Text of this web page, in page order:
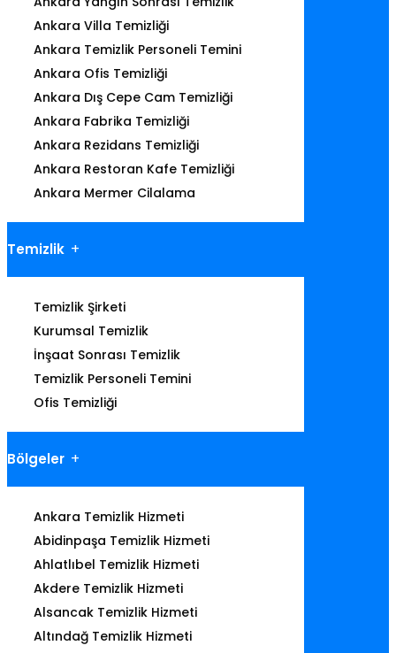
Ankara Villa Temizliği
Ankara Temizlik Personeli Temini
Ankara Ofis Temizliği
Ankara Dış Cepe Cam Temizliği
Ankara Fabrika Temizliği
Ankara Rezidans Temizliği
Ankara Restoran Kafe Temizliği
Ankara Mermer Cilalama
Temizlik
Temizlik Şirketi
Kurumsal Temizlik
İnşaat Sonrası Temizlik
Temizlik Personeli Temini
Ofis Temizliği
Bölgeler
Ankara Temizlik Hizmeti
Abidinpaşa Temizlik Hizmeti
Ahlatlıbel Temizlik Hizmeti
Akdere Temizlik Hizmeti
Alsancak Temizlik Hizmeti
Altındağ Temizlik Hizmeti